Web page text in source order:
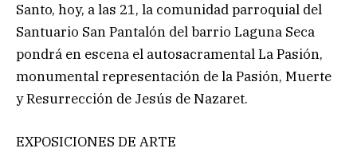
Santo, hoy, a las 21, la comunidad parroquial del
Santuario San Pantalón del barrio Laguna Seca
pondrá en escena el autosacramental La Pasión,
monumental representación de la Pasión, Muerte
y Resurrección de Jesús de Nazaret.
EXPOSICIONES DE ARTE